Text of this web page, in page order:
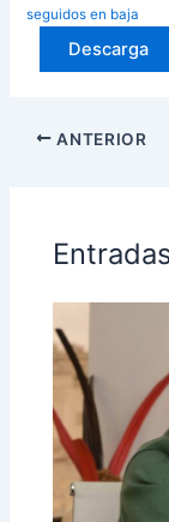
seguidos en baja
Descarga
ANTERIOR